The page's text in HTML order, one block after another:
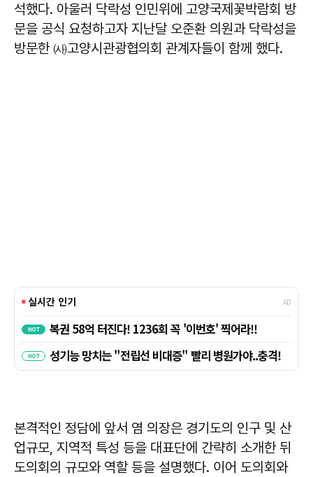
석했다. 아울러 닥락성 인민위에 고양국제꽃박람회 방
문을 공식 요청하고자 지난달 오준환 의원과 닥락성을
방문한 ㈔고양시관광협의회 관계자들이 함께 했다.
본격적인 정담에 앞서 염 의장은 경기도의 인구 및 산
업규모, 지역적 특성 등을 대표단에 간략히 소개한 뒤
도의회의 규모와 역할 등을 설명했다. 이어 도의회와